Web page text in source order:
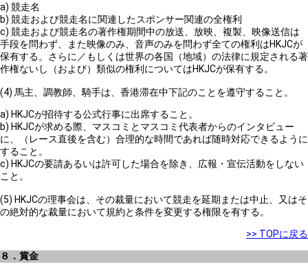
a) 競走名
b) 競走および競走名に関連したスポンサー関連の全権利
c) 競走および競走名の著作権期間中の放送、放映、複製、映像送信は
手段を問わず、また映像のみ、音声のみを問わず全ての権利はHKJCが
保有する。さらに／もしくは世界の各国（地域）の法律に規定される著
作権ないし（および）類似の権利についてはHKJCが保有する。
(4) 馬主、調教師、騎手は、香港滞在中下記のことを遵守すること。
a) HKJCが招待する公式行事に出席すること。
b) HKJCが求める際、マスコミとマスコミ代表者からのインタビュー
に、（レース直後を含む）合理的な時間であれば随時対応できるように
すること。
c) HKJCの要請あるいは許可した場合を除き、広報・宣伝活動をしない
こと。
(5) HKJCの理事会は、その裁量において競走を延期または中止、又はそ
の絶対的な裁量において規約と条件を変更する権限を有する。
>> TOPに戻る
８．賞金